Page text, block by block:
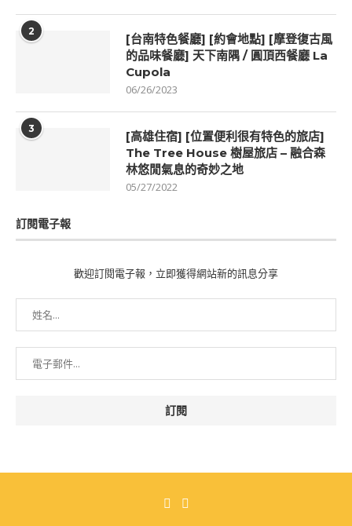
2
[台南特色餐廳] [約會地點] [摩登復古風
的品味餐廳] 天下南隅 / 圓頂西餐廳 La
Cupola
06/26/2023
3
[高雄住宿] [位置便利很有特色的旅店]
The Tree House 樹屋旅店 – 融合森
林悠閒氣息的奇妙之地
05/27/2022
訂閱電子報
歡迎訂閱電子報，立即獲得網站新的訊息分享